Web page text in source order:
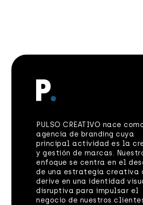
PULSO CREATIVO nace
agencia de branding cuya
principal actividad es la
y gestión de marcas.
enfoque se centra en el
de una estrategia creativa
derive en una identidad
disruptiva para impulsar el
negocio de nuestros